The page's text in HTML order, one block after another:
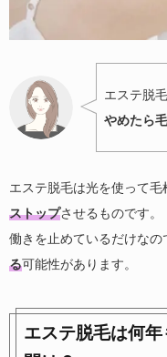
エステ脱
やめたら
エステ脱毛は光を使って毛
ストップさせるものです。
働きを止めているだけなの
る可能性があります。
エステ脱毛は何